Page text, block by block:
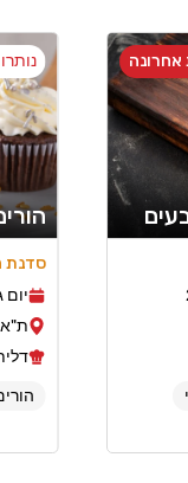
אחרונה נותרו 1 מקומות
סדנת
יום ג׳
ת"א